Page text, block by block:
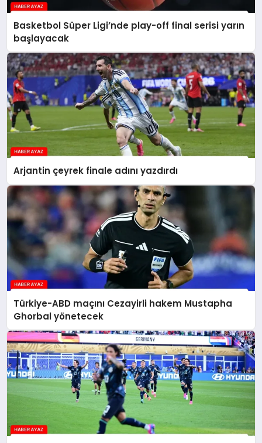
Basketbol Süper Ligi’nde play-off final serisi yarın
başlayacak
Arjantin çeyrek finale adını yazdırdı
Türkiye-ABD maçını Cezayirli hakem Mustapha
Ghorbal yönetecek